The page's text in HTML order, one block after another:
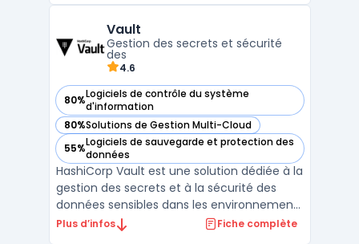
des fonctionnalités de sauvegarde et
récupération des données optim ...
Vault
Gestion des secrets et sécurité
des
4.6
80%Logiciels de contrôle du système
d'information
— voir Vault dans cette catégorie
80%Solutions de Gestion Multi-Cloud
— voir Vault dans cette catégorie
55%Logiciels de sauvegarde et protection des
données
— voir Vault dans cette catégorie
HashiCorp Vault est une solution dédiée à la
gestion des secrets et à la sécurité des
données sensibles dans les environnements
informatiques complexes. Il s’adresse aux
Plus d’infos Fiche complète